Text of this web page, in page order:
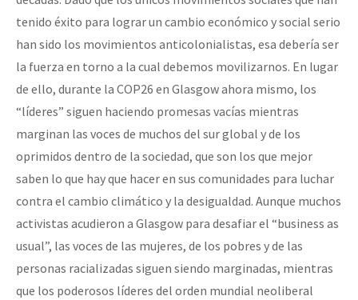
tenido éxito para lograr un cambio económico y social serio
han sido los movimientos anticolonialistas, esa debería ser
la fuerza en torno a la cual debemos movilizarnos. En lugar
de ello, durante la COP26 en Glasgow ahora mismo, los
“líderes” siguen haciendo promesas vacías mientras
marginan las voces de muchos del sur global y de los
oprimidos dentro de la sociedad, que son los que mejor
saben lo que hay que hacer en sus comunidades para luchar
contra el cambio climático y la desigualdad. Aunque muchos
activistas acudieron a Glasgow para desafiar el “business as
usual”, las voces de las mujeres, de los pobres y de las
personas racializadas siguen siendo marginadas, mientras
que los poderosos líderes del orden mundial neoliberal